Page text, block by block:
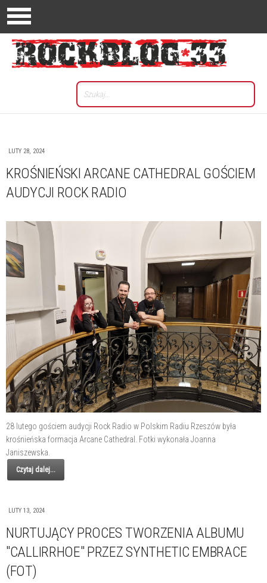
LUTY 28, 2024
KROŚNIEŃSKI ARCANE CATHEDRAL GOŚCIEM
AUDYCJI ROCK RADIO
28 lutego gościem audycji Rock Radio w Polskim Radiu Rzeszów była
krośnieńska formacja Arcane Cathedral. Fotki wykonała Joanna
Janiszewska.
Czytaj dalej...
LUTY 13, 2024
NURTUJĄCY PROCES TWORZENIA ALBUMU
"CALLIRRHOE" PRZEZ SYNTHETIC EMBRACE
(FOT)